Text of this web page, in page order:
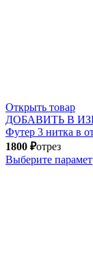
Открыть товар
ДОБАВИТЬ В
Футер 3 нитка в
1800 ₽отрез
Выберите